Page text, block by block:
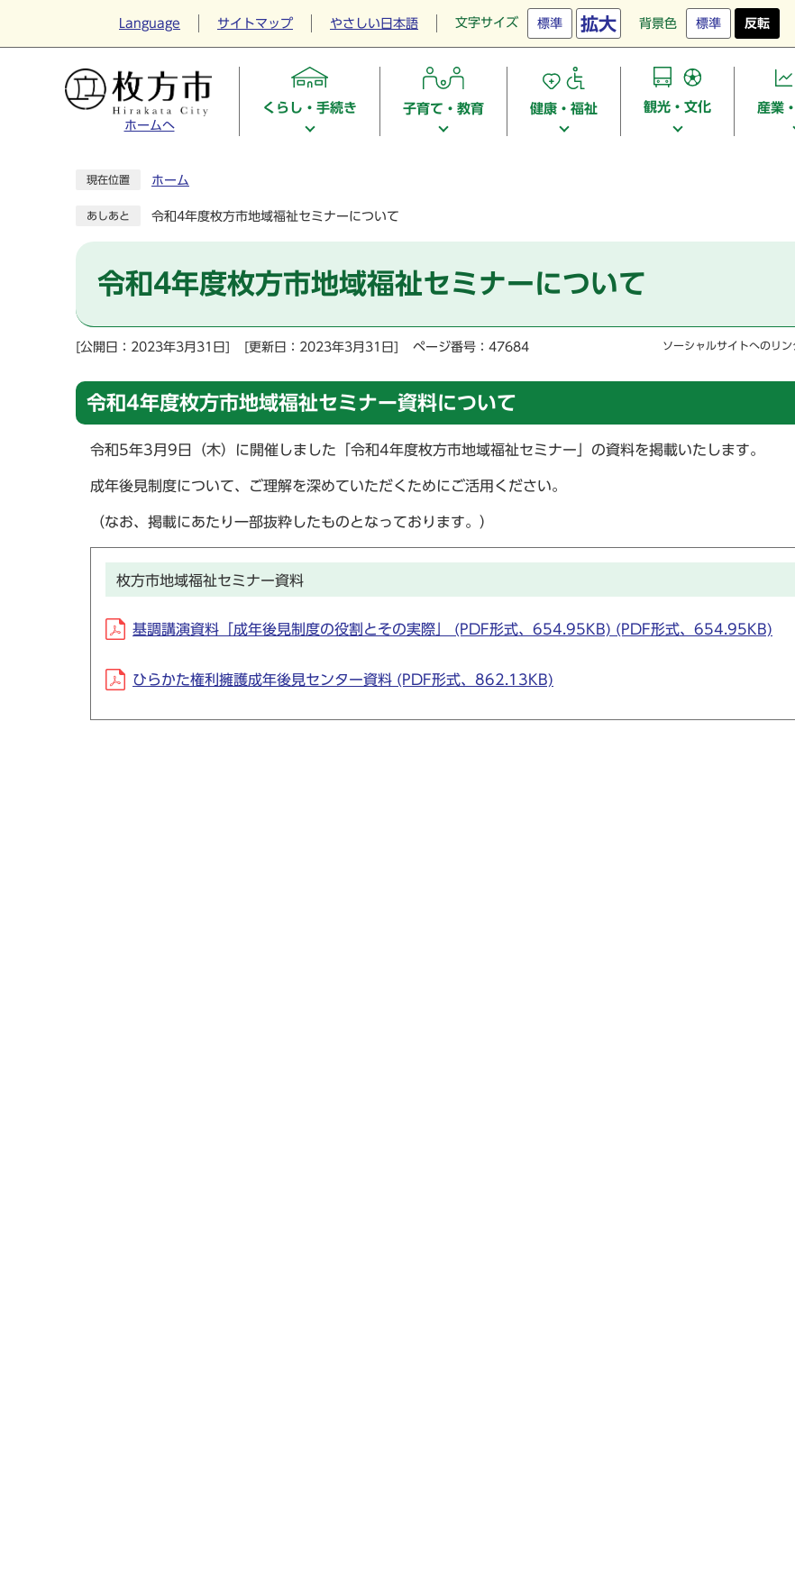
Language サイトマップ やさしい日本語 文字サイズ 標準 拡大 背景色 標準 反転
ホームへ
くらし・手続き 子育て・教育 健康・福祉 観光・文化 産業
現在位置 ホーム
あしあと 令和4年度枚方市地域福祉セミナーについて
令和4年度枚方市地域福祉セミナーについて
[公開日：2023年3月31日] [更新日：2023年3月31日] ページ番号：47684 ソーシャルサイトへのリ
令和4年度枚方市地域福祉セミナー資料について
令和5年3月9日（木）に開催しました「令和4年度枚方市地域福祉セミナー」の資料を掲載いたします。
成年後見制度について、ご理解を深めていただくためにご活用ください。
（なお、掲載にあたり一部抜粋したものとなっております。）
枚方市地域福祉セミナー資料
基調講演資料「成年後見制度の役割とその実際」 (PDF形式、654.95KB) (PDF形式、654.95KB)
ひらかた権利擁護成年後見センター資料 (PDF形式、862.13KB)